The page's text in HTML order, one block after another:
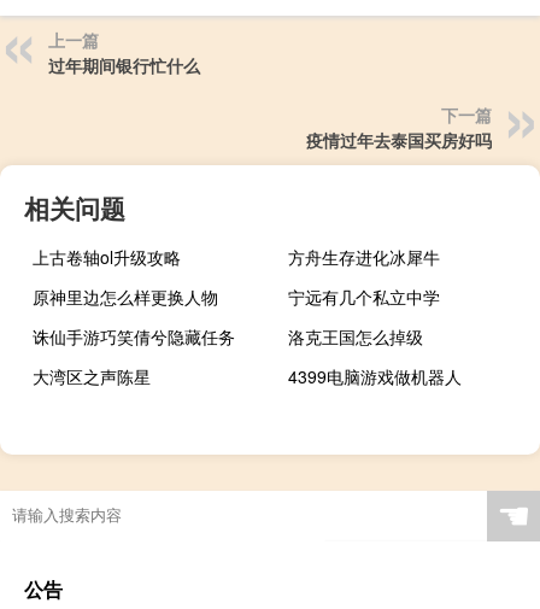
上一篇
过年期间银行忙什么
下一篇
疫情过年去泰国买房好吗
相关问题
上古卷轴ol升级攻略
方舟生存进化冰犀牛
原神里边怎么样更换人物
宁远有几个私立中学
诛仙手游巧笑倩兮隐藏任务
洛克王国怎么掉级
大湾区之声陈星
4399电脑游戏做机器人
☚
公告